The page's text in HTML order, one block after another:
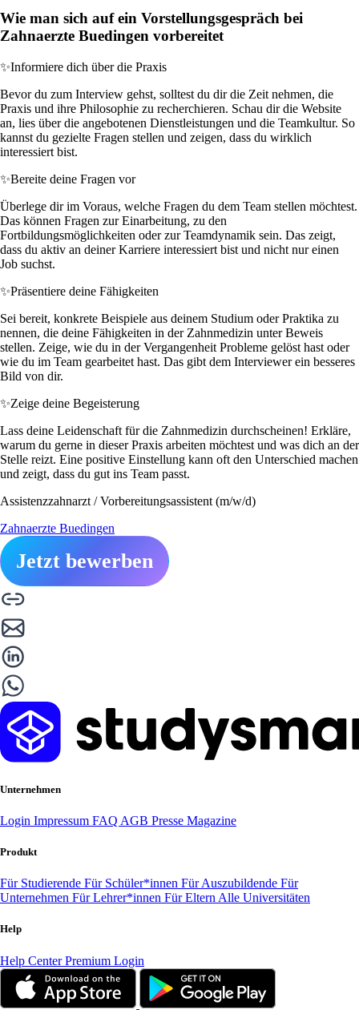
Wie man sich auf ein Vorstellungsgespräch bei
Zahnaerzte Buedingen vorbereitet
✨Informiere dich über die Praxis
Bevor du zum Interview gehst, solltest du dir die Zeit nehmen, die
Praxis und ihre Philosophie zu recherchieren. Schau dir die Website
an, lies über die angebotenen Dienstleistungen und die Teamkultur. So
kannst du gezielte Fragen stellen und zeigen, dass du wirklich
interessiert bist.
✨Bereite deine Fragen vor
Überlege dir im Voraus, welche Fragen du dem Team stellen möchtest.
Das können Fragen zur Einarbeitung, zu den
Fortbildungsmöglichkeiten oder zur Teamdynamik sein. Das zeigt,
dass du aktiv an deiner Karriere interessiert bist und nicht nur einen
Job suchst.
✨Präsentiere deine Fähigkeiten
Sei bereit, konkrete Beispiele aus deinem Studium oder Praktika zu
nennen, die deine Fähigkeiten in der Zahnmedizin unter Beweis
stellen. Zeige, wie du in der Vergangenheit Probleme gelöst hast oder
wie du im Team gearbeitet hast. Das gibt dem Interviewer ein besseres
Bild von dir.
✨Zeige deine Begeisterung
Lass deine Leidenschaft für die Zahnmedizin durchscheinen! Erkläre,
warum du gerne in dieser Praxis arbeiten möchtest und was dich an der
Stelle reizt. Eine positive Einstellung kann oft den Unterschied machen
und zeigt, dass du gut ins Team passt.
Assistenzzahnarzt / Vorbereitungsassistent (m/w/d)
Zahnaerzte Buedingen
Jetzt bewerben
Unternehmen
Login Impressum FAQ AGB Presse Magazine
Produkt
Für Studierende Für Schüler*innen Für Auszubildende Für
Unternehmen Für Lehrer*innen Für Eltern Alle Universitäten
Help
Help CenterPremium Login